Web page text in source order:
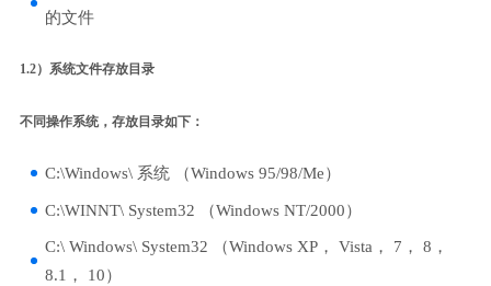
的文件
1.2）系统文件存放目录
不同操作系统，存放目录如下：
C:\Windows\ 系统 （Windows 95/98/Me）
C:\WINNT\ System32 （Windows NT/2000）
C:\ Windows\ System32 （Windows XP， Vista， 7， 8，
8.1， 10）